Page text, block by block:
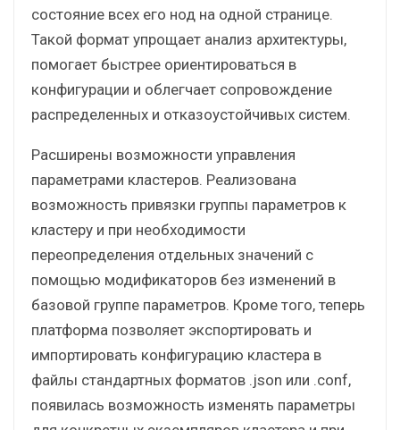
состояние всех его нод на одной странице.
Такой формат упрощает анализ архитектуры,
помогает быстрее ориентироваться в
конфигурации и облегчает сопровождение
распределенных и отказоустойчивых систем.
Расширены возможности управления
параметрами кластеров. Реализована
возможность привязки группы параметров к
кластеру и при необходимости
переопределения отдельных значений с
помощью модификаторов без изменений в
базовой группе параметров. Кроме того, теперь
платформа позволяет экспортировать и
импортировать конфигурацию кластера в
файлы стандартных форматов .json или .conf,
появилась возможность изменять параметры